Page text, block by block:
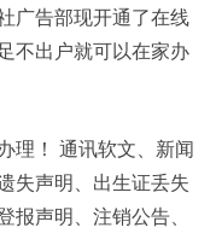
广告部现开通了在线
不出户就可以在家办
理！ 通讯软文、新闻
失声明、出生证丢失
报声明、注销公告、